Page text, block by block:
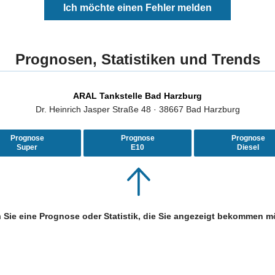
Ich möchte einen Fehler melden
Prognosen, Statistiken und Trends
ARAL Tankstelle Bad Harzburg
Dr. Heinrich Jasper Straße 48 · 38667 Bad Harzburg
Prognose
Super
Prognose
E10
Prognose
Diesel
Sie eine Prognose oder Statistik, die Sie angezeigt bekommen